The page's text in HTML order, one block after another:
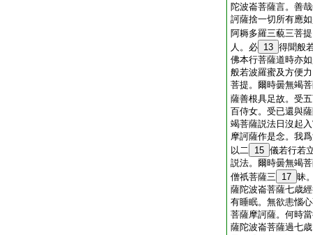
陀波崙菩薩言。善
訶薩捨一切所有應
阿耨多羅三藐三菩
人。必 13 得聞般
佛本行菩薩道時亦
般若波羅蜜及方便
菩提。爾時曇無竭
薩善根具足故。受
百侍女。受已還與
竭菩薩説法日沒起
摩訶薩作是念。我
以二 15 儀若行若
説法。爾時曇無竭
僧祇菩薩三
17 昧
薩陀波崙菩薩七歳
有睡眠。無欲恚惱
菩薩摩訶薩。何時
薩陀波崙菩薩過七